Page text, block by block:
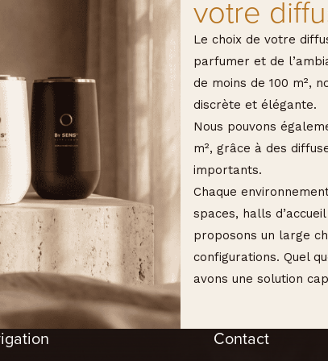
votre
Le choix de votre
parfumer et de
de moins de 100 m²,
discrète et élégante.
Nous pouvons
m², grâce à des
importants.
Chaque
spaces, halls
proposons un large
configurations. Quel
avons une solution
Contact